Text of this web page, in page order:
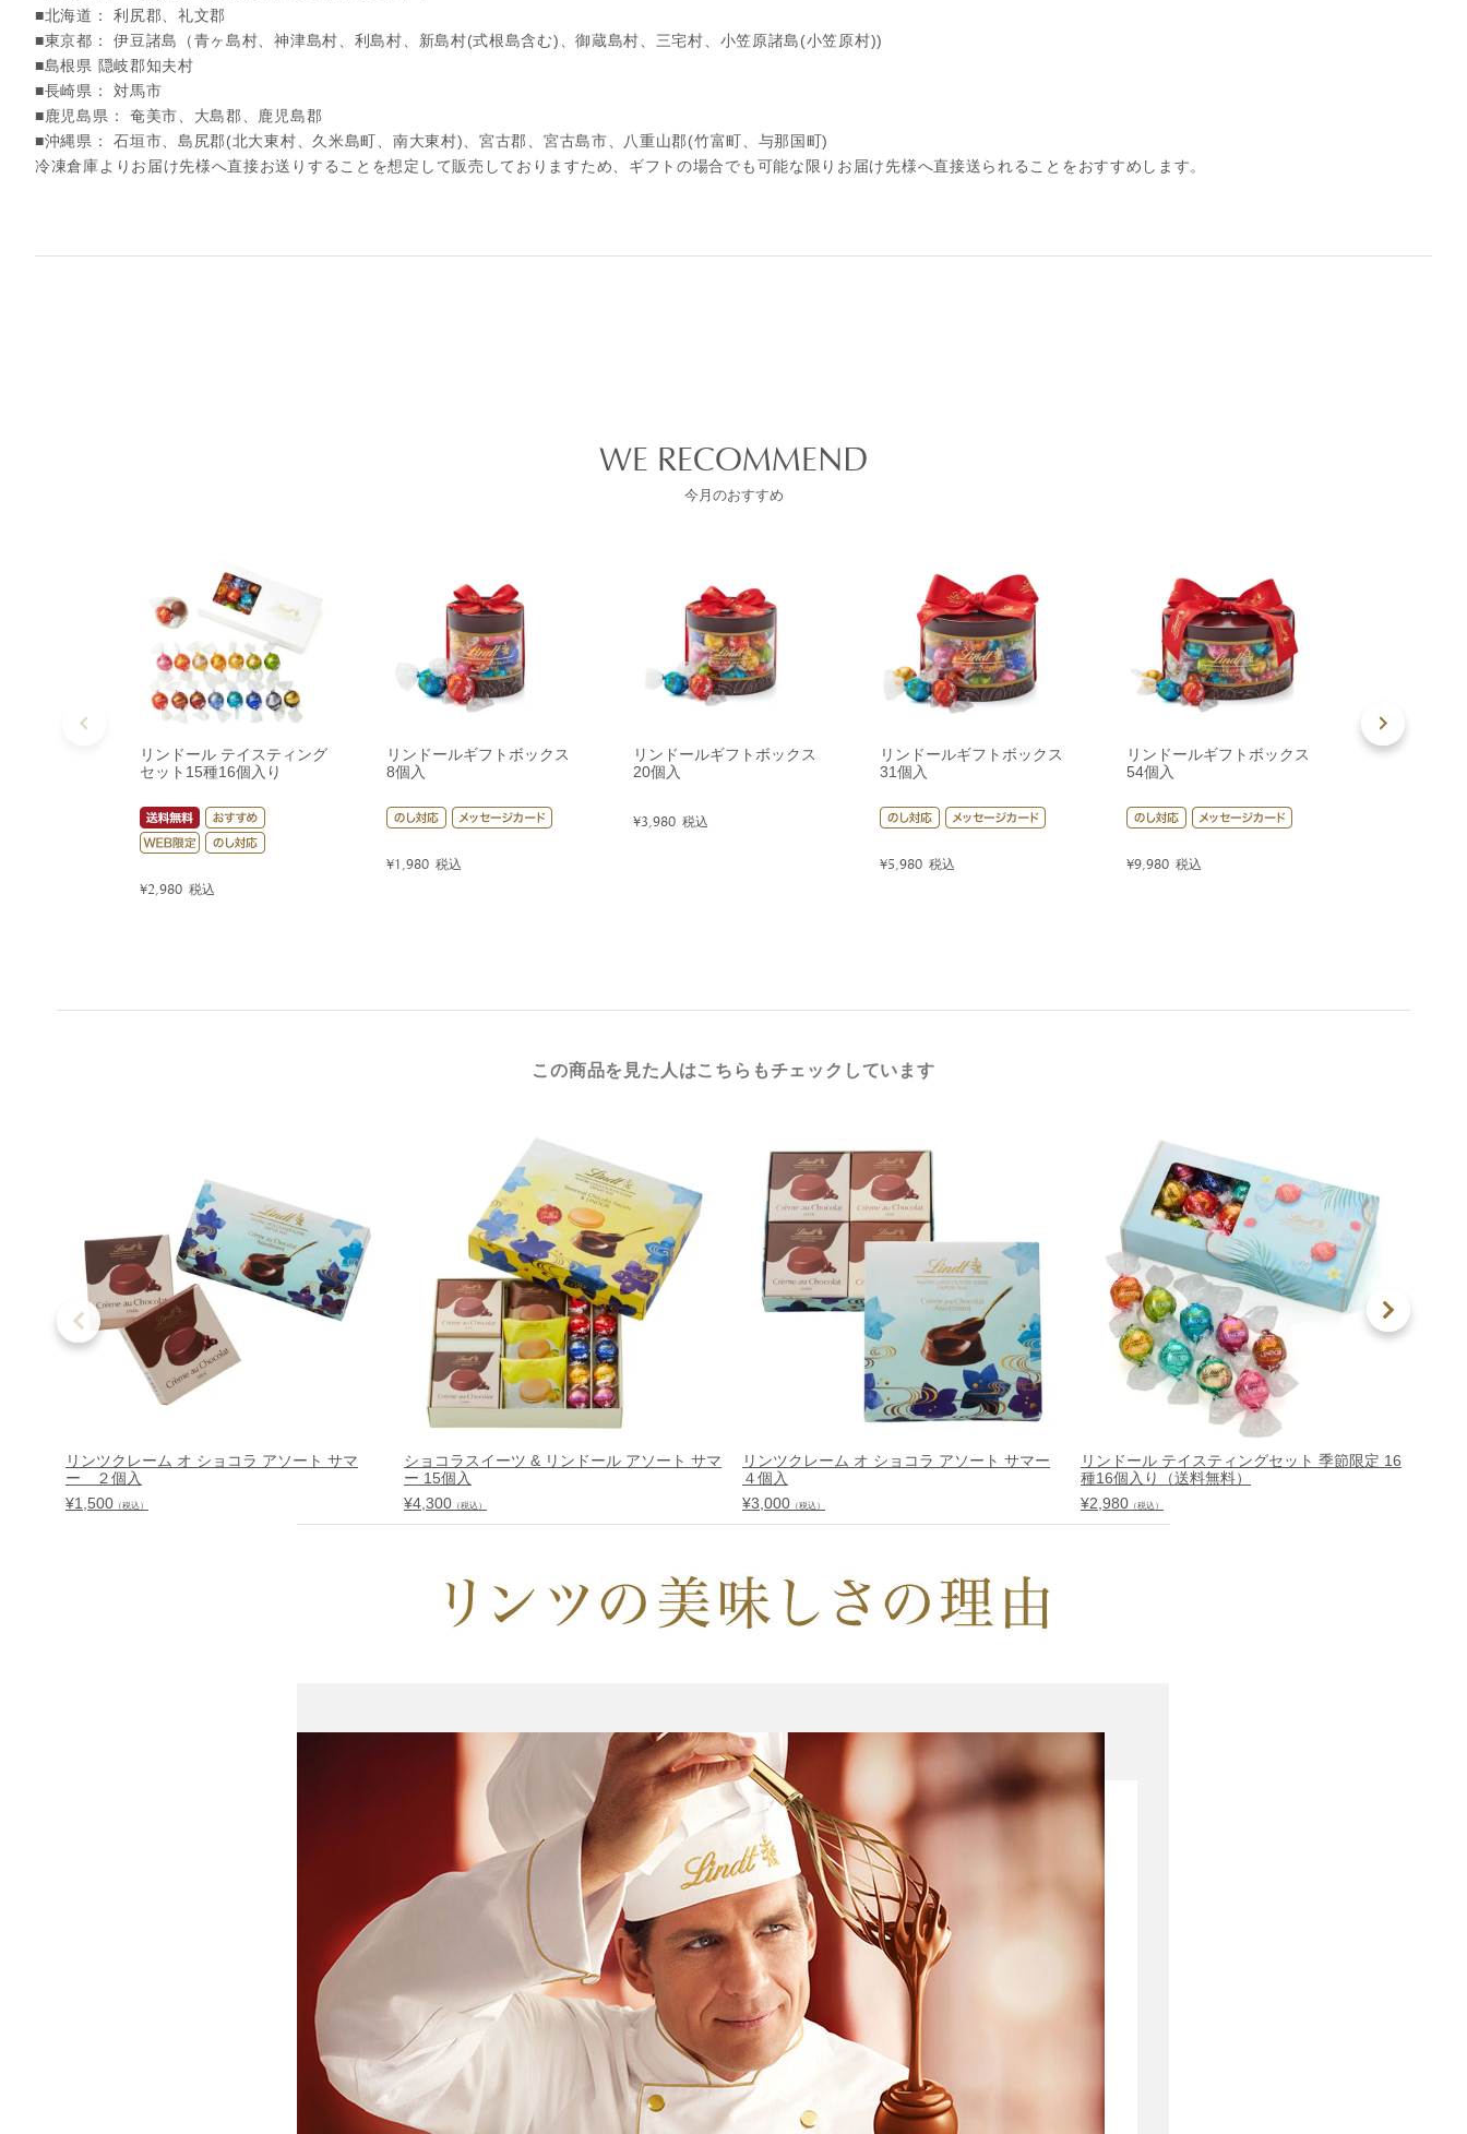
■北海道： 利尻郡、礼文郡
■東京都： 伊豆諸島（青ヶ島村、神津島村、利島村、新島村(式根島含む)、御蔵島村、三宅村、小笠原諸島(小笠原村))
■島根県 隠岐郡知夫村
■長崎県： 対馬市
■鹿児島県： 奄美市、大島郡、鹿児島郡
■沖縄県： 石垣市、島尻郡(北大東村、久米島町、南大東村)、宮古郡、宮古島市、八重山郡(竹富町、与那国町)
冷凍倉庫よりお届け先様へ直接お送りすることを想定して販売しておりますため、ギフトの場合でも可能な限りお届け先様へ直接送られることをおすすめします。
WE RECOMMEND
今月のおすすめ
リンドール テイスティング
セット15種16個入り
¥2,980 税込
リンドールギフトボックス
8個入
¥1,980 税込
リンドールギフトボックス
20個入
¥3,980 税込
リンドールギフトボックス
31個入
¥5,980 税込
リンドールギフトボックス
54個入
¥9,980 税込
リンドール
この商品を見た人はこちらもチェックしています
リンツクレーム オ ショコラ アソート サマ
ー ２個入
¥1,500 （税込）
ショコラスイーツ & リンドール アソート サマ
ー 15個入
¥4,300 （税込）
リンツクレーム オ ショコラ アソート サマー
４個入
¥3,000 （税込）
リンドール テイスティングセット 季節限定 16
種16個入り（送料無料）
¥2,980 （税込）